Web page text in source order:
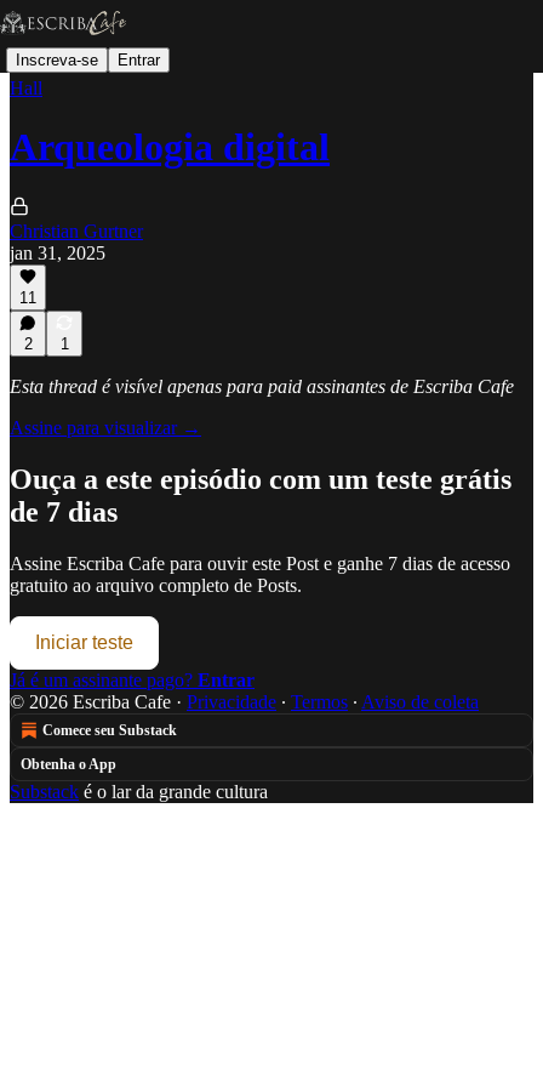
Inscreva-se Entrar
Hall
Arqueologia digital
Christian Gurtner
jan 31, 2025
11
2 1
Esta thread é visível apenas para paid assinantes de Escriba Cafe
Assine para visualizar →
Ouça a este episódio com um teste grátis
de 7 dias
Assine Escriba Cafe para ouvir este Post e ganhe 7 dias de acesso
gratuito ao arquivo completo de Posts.
Iniciar teste
Já é um assinante pago? Entrar
© 2026 Escriba Cafe · Privacidade ∙ Termos ∙ Aviso de coleta
Comece seu Substack
Obtenha o App
Substack é o lar da grande cultura